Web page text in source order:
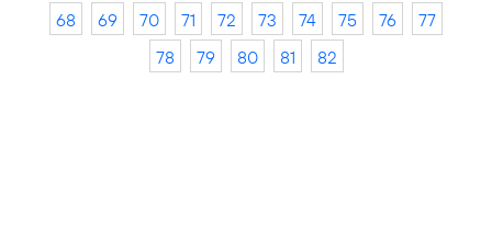
68
69 70 71 72 73 74 75 76
77
78
79 80 81 82